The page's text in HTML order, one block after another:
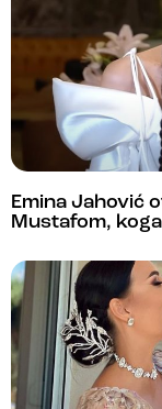
Emina Jahović
Mustafom,